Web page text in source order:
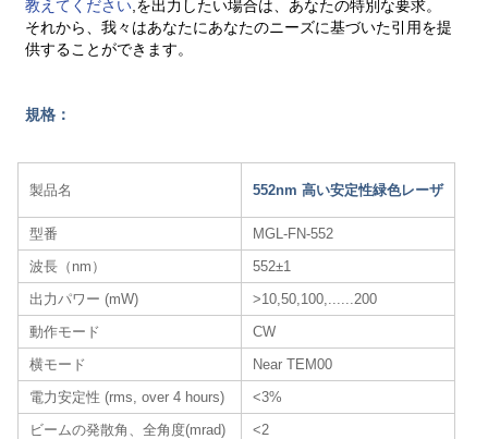
教えてください,を出力したい場合は、あなたの特別な要求。
それから、我々はあなたにあなたのニーズに基づいた引用を提
供することができます。
規格：
製品名 552nm 高い安定性緑色レーザ
型番
MGL-FN-552
波長（nm）
552±1
出力パワー (mW)
>10,50,100,......200
動作モード
CW
横モード
Near TEM00
電力安定性 (rms, over 4 hours)
<3%
ビームの発散角、全角度(mrad)
<2